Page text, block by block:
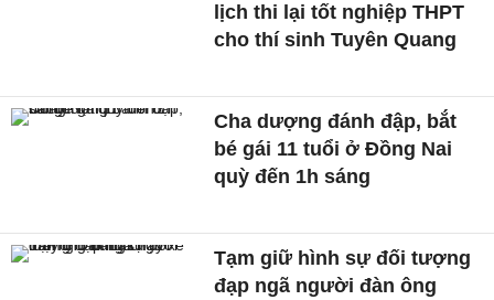
lịch thi lại tốt nghiệp THPT
cho thí sinh Tuyên Quang
Cha dượng đánh đập, bắt
bé gái 11 tuổi ở Đồng Nai
quỳ đến 1h sáng
Tạm giữ hình sự đối tượng
đạp ngã người đàn ông